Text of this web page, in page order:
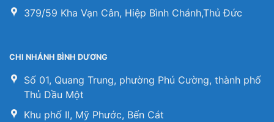
379/59 Kha Vạn Cân, Hiệp Bình Chánh,Thủ Đức
CHI NHÁNH BÌNH DƯƠNG
Số 01, Quang Trung, phường Phú Cường, thành phố
Thủ Dầu Một
Khu phố II, Mỹ Phước, Bến Cát